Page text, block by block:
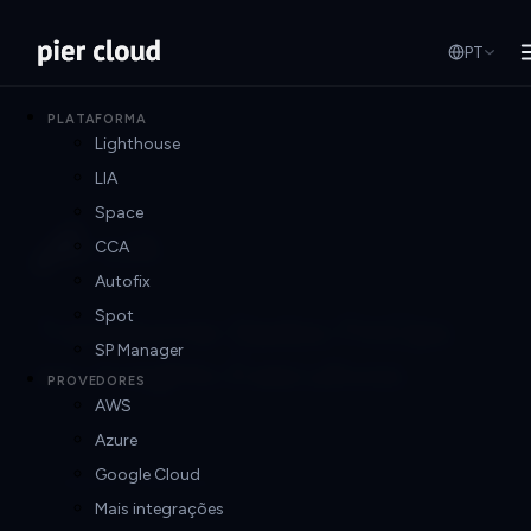
PT
PLATAFORMA
Lighthouse
LIA
Space
CCA
Autofix
Spot
SP Manager
PROVEDORES
AWS
Azure
Google Cloud
Mais integrações
Transforme Dados FinOps
em Insights Executivos
Relatórios Executivos
Gere insights claros e contextualizados para C-levels e